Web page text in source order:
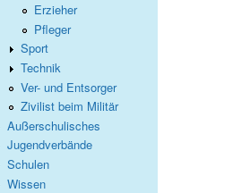
Erzieher
Pfleger
Sport
Technik
Ver- und Entsorger
Zivilist beim Militär
Außerschulisches
Jugendverbände
Schulen
Wissen